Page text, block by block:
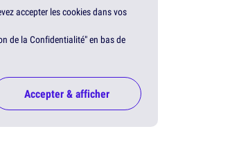
accepter les cookies dans vos
de la Confidentialité" en bas de
Accepter & afficher